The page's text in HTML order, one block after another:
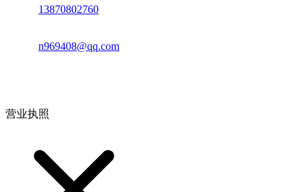
13870802760
n969408@qq.com
营业执照